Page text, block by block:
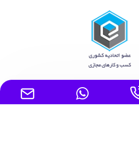
سایت متعلق به ایده برتر پارسیان